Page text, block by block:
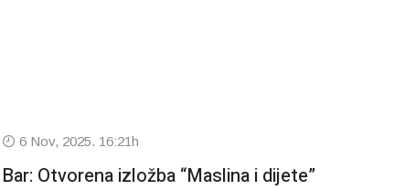
6 Nov, 2025. 16:21h
Bar: Otvorena izložba “Maslina i dijete”